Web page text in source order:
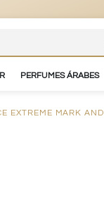
PERFUMES ÁRABES
EXTREME MARK